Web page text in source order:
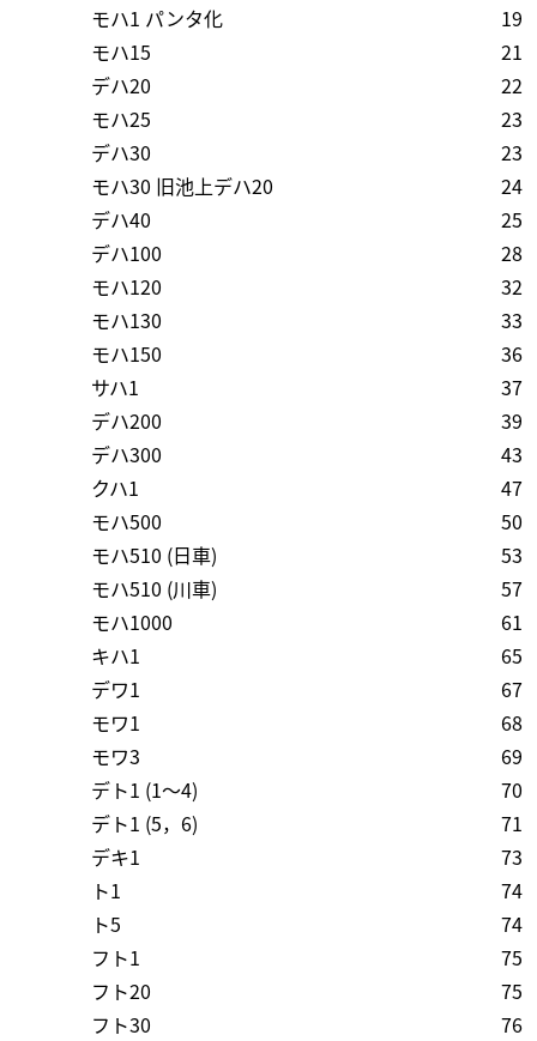
モハ1 パンタ化
19
モハ15
21
デハ20
22
モハ25
23
デハ30
23
モハ30 旧池上デハ20
24
デハ40
25
デハ100
28
モハ120
32
モハ130
33
モハ150
36
サハ1
37
デハ200
39
デハ300
43
クハ1
47
モハ500
50
モハ510 (日車)
53
モハ510 (川車)
57
モハ1000
61
キハ1
65
デワ1
67
モワ1
68
モワ3
69
デト1 (1～4)
70
デト1 (5，6)
71
デキ1
73
ト1
74
ト5
74
フト1
75
フト20
75
フト30
76